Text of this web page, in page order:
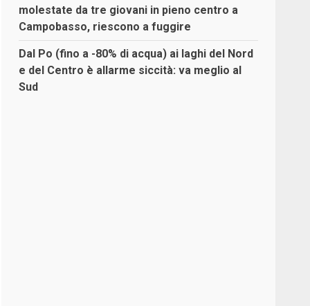
molestate da tre giovani in pieno centro a
Campobasso, riescono a fuggire
Dal Po (fino a -80% di acqua) ai laghi del Nord
e del Centro è allarme siccità: va meglio al
Sud